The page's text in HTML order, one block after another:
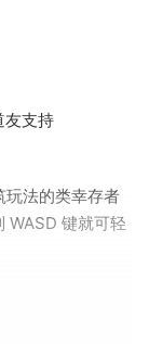
友支持
玩法的类幸存者
WASD 键就可轻
斗方式。
性，深度。